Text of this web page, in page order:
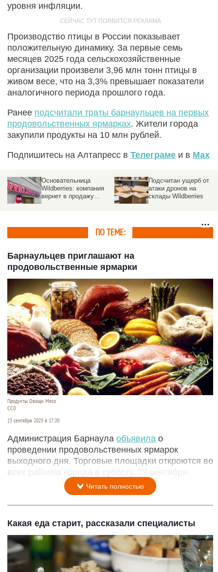
уровня инфляции.
Производство птицы в России показывает
положительную динамику. За первые семь
месяцев 2025 года сельскохозяйственные
организации произвели 3,96 млн тонн птицы в
живом весе, что на 3,3% превышает показатели
аналогичного периода прошлого года.
Ранее подсчитали траты барнаульцев на первых
продовольственных ярмарках. Жители города
закупили продукты на 10 млн рублей.
Подпишитесь на Алтапресс в Телеграме и в Max
Основательница
Wildberries: компания
вернет в продажу
Подсчитан ущерб от
атаки дронов на
склады Wildberries
ПО ТЕМЕ:
Барнаульцев приглашают на
продовольственные ярмарки
Продукты. Овощи. Мясо
СС0
23 сентября 2025 в 17:20
Администрация Барнаула объявила о
проведении продовольственных ярмарок
выходного дня. Торговые площадки откроются во
всех районах города в субботу, 27 сентября.
Читать полностью
Какая еда старит, рассказали специалисты